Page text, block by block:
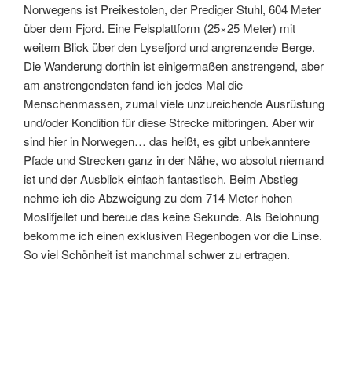
Norwegens ist Preikestolen, der Prediger Stuhl, 604 Meter
über dem Fjord. Eine Felsplattform (25×25 Meter) mit
weitem Blick über den Lysefjord und angrenzende Berge.
Die Wanderung dorthin ist einigermaßen anstrengend, aber
am anstrengendsten fand ich jedes Mal die
Menschenmassen, zumal viele unzureichende Ausrüstung
und/oder Kondition für diese Strecke mitbringen. Aber wir
sind hier in Norwegen… das heißt, es gibt unbekanntere
Pfade und Strecken ganz in der Nähe, wo absolut niemand
ist und der Ausblick einfach fantastisch. Beim Abstieg
nehme ich die Abzweigung zu dem 714 Meter hohen
Moslifjellet und bereue das keine Sekunde. Als Belohnung
bekomme ich einen exklusiven Regenbogen vor die Linse.
So viel Schönheit ist manchmal schwer zu ertragen.